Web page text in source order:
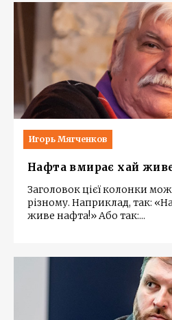
Игорь Мягченков
Нафта вмирає хай
Заголовок цієї колонки
різному. Наприклад, так:
живе нафта!» Або так:...